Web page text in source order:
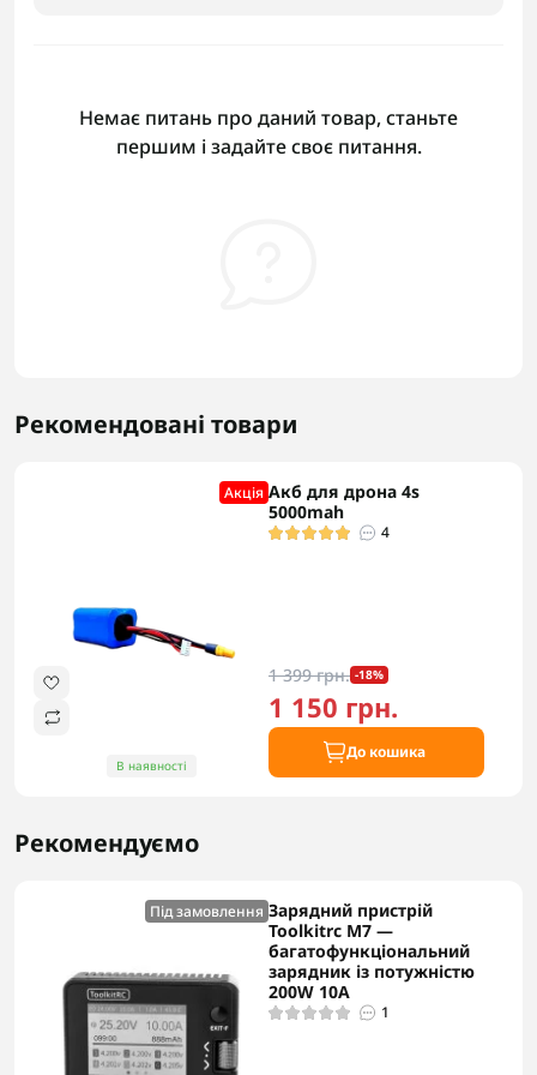
Немає питань про даний товар, станьте
першим і задайте своє питання.
Рекомендовані товари
Акцiя
В наявності
Акб для дрона 4s
5000mah
4
1 399 грн. -18%
1 150 грн.
До кошика
Рекомендуємо
Під замовлення Зарядний пристрій
Toolkitrc M7 —
багатофункціональний
зарядник із потужністю
200W 10A
1